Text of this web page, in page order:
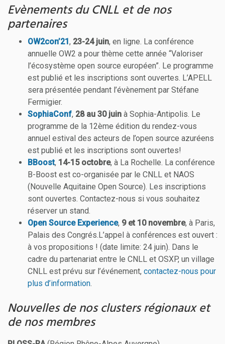
Evènements du CNLL et de nos
partenaires
OW2con’21, 23-24 juin, en ligne. La conférence
annuelle OW2 a pour thème cette année “Valoriser
l’écosystème open source européen”. Le programme
est publié et les inscriptions sont ouvertes. L’APELL
sera présentée pendant l’évènement par Stéfane
Fermigier.
SophiaConf, 28 au 30 juin à Sophia-Antipolis. Le
programme de la 12ème édition du rendez-vous
annuel estival des acteurs de l’open source azuréens
est publié et les inscriptions sont ouvertes!
BBoost, 14-15 octobre, à La Rochelle. La conférence
B-Boost est co-organisée par le CNLL et NAOS
(Nouvelle Aquitaine Open Source). Les inscriptions
sont ouvertes. Contactez-nous si vous souhaitez
réserver un stand.
Open Source Experience, 9 et 10 novembre, à Paris,
Palais des Congrés.L’appel à conférences est ouvert :
à vos propositions ! (date limite: 24 juin). Dans le
cadre du partenariat entre le CNLL et OSXP, un village
CNLL est prévu sur l’événement, contactez-nous pour
plus d’information.
Nouvelles de nos clusters régionaux et
de nos membres